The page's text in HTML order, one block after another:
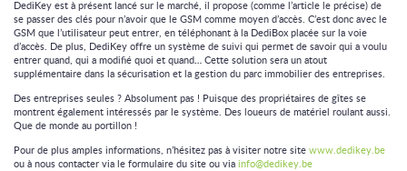
DediKey est à présent lancé sur le marché, il propose (comme l’article le précise) de
se passer des clés pour n’avoir que le GSM comme moyen d’accès. C’est donc avec le
GSM que l’utilisateur peut entrer, en téléphonant à la DediBox placée sur la voie
d’accès. De plus, DediKey offre un système de suivi qui permet de savoir qui a voulu
entrer quand, qui a modifié quoi et quand… Cette solution sera un atout
supplémentaire dans la sécurisation et la gestion du parc immobilier des entreprises.
Des entreprises seules ? Absolument pas ! Puisque des propriétaires de gîtes se
montrent également intéressés par le système. Des loueurs de matériel roulant aussi.
Que de monde au portillon !
Pour de plus amples informations, n’hésitez pas à visiter notre site www.dedikey.be
ou à nous contacter via le formulaire du site ou via info@dedikey.be